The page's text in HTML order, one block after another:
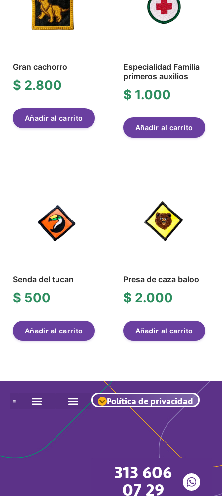
Gran cachorro
$ 2.800
Añadir al carrito
Especialidad Familia
primeros auxilios
$ 1.000
Añadir al carrito
Senda del tucan
$ 500
Añadir al carrito
Presa de caza baloo
$ 2.000
Añadir al carrito
Política de privacidad
313 606
07 29